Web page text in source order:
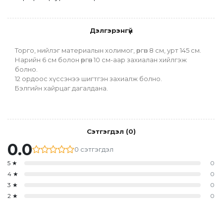
Дэлгэрэнгүй
Торго, нийлэг материалын холимог, өргөн 8 см, урт 145 см.
Нарийн 6 см болон өргөн 10 см-аар захиалан хийлгэж
болно.
12 ордоос хүссэнээ шигтгэн захиалж болно.
Бэлгийн хайрцаг дагалдана.
Сэтгэгдэл (0)
0.0 0 сэтгэгдэл
5 ★
0
4 ★
0
3 ★
0
2 ★
0